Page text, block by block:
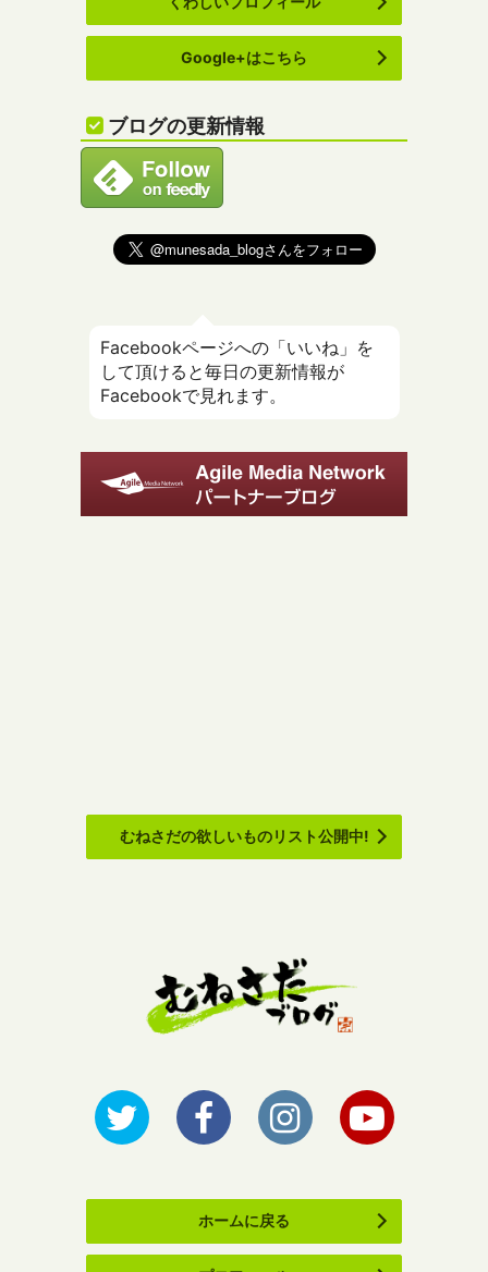
Google+はこちら
ブログの更新情報
Facebookページへの「いいね」を
して頂けると毎日の更新情報が
Facebookで見れます。
むねさだの欲しいものリスト公開中!
ホームに戻る